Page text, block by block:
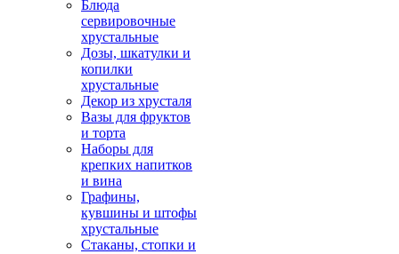
Блюда
сервировочные
хрустальные
Дозы, шкатулки и
копилки
хрустальные
Декор из хрусталя
Вазы для фруктов
и торта
Наборы для
крепких напитков
и вина
Графины,
кувшины и штофы
хрустальные
Стаканы, стопки и